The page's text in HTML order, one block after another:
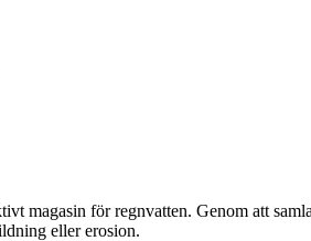
magasin för regnvatten. Genom att
eller erosion.